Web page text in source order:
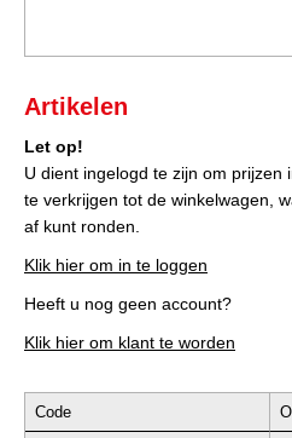
Artikelen
Let op!
U dient ingelogd te zijn om prijzen
te verkrijgen tot de winkelwagen,
af kunt ronden.
Klik hier om in te loggen
Heeft u nog geen account?
Klik hier om klant te worden
Code